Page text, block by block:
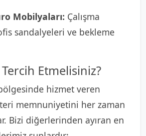
Mobilyaları: Çalışma
sandalyeleri ve bekleme
Etmelisiniz?
hizmet veren
memnuniyetini her zaman
Bizi diğerlerinden ayıran en